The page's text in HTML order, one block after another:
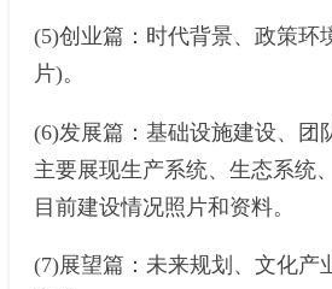
(5)创业篇：时代背景、政策环
片)。
(6)发展篇：基础设施建设、团
主要展现生产系统、生态系统
目前建设情况照片和资料。
(7)展望篇：未来规划、文化产